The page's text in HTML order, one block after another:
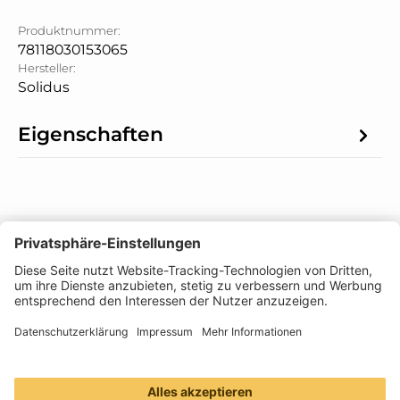
Produktnummer:
78118030153065
Hersteller:
Solidus
Eigenschaften
Informationen
Folge uns
Zahlungsarten
Versandmethoden